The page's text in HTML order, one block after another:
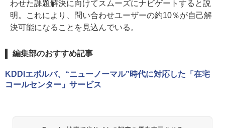
わせた課題解決に向けてスムーズにナビゲートすると説
明。これにより、問い合わせユーザーの約10％が自己解
決可能になることを見込んでいる。
編集部のおすすめ記事
KDDIエボルバ、“ニューノーマル”時代に対応した「在宅
コールセンター」サービス